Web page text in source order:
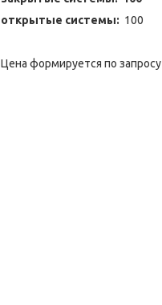
открытые системы: 100
Цена формируется по запросу